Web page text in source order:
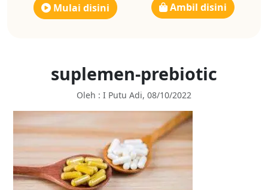
Mulai disini Ambil disini
suplemen-prebiotic
Oleh : I Putu Adi, 08/10/2022